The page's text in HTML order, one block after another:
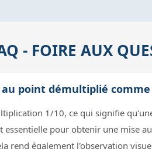
- FOIRE AUX
point démultiplié
1/10, ce qui signifie
essentielle pour obtenir une mise
rend également l'observation